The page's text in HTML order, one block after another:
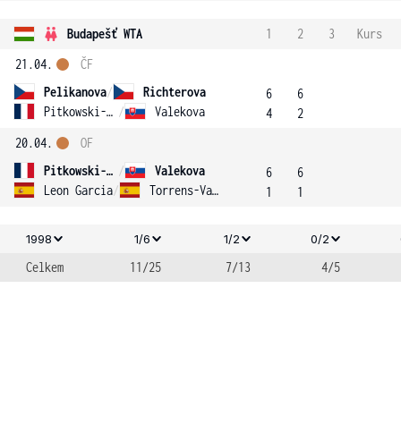
Budapešť WTA 1 2 3
Kurs
21.04.
Pelikanova/
Richterova
Pitkowski-Malcor / Valekova
ČF
6
4
6
2
20.04.
Pitkowski-Malcor /
Valekova
Leon Garcia/ Torrens-Valero
OF
6
1
6
1
1998 1/6 1/2 0/2
Celkem 11/25 7/13 4/5